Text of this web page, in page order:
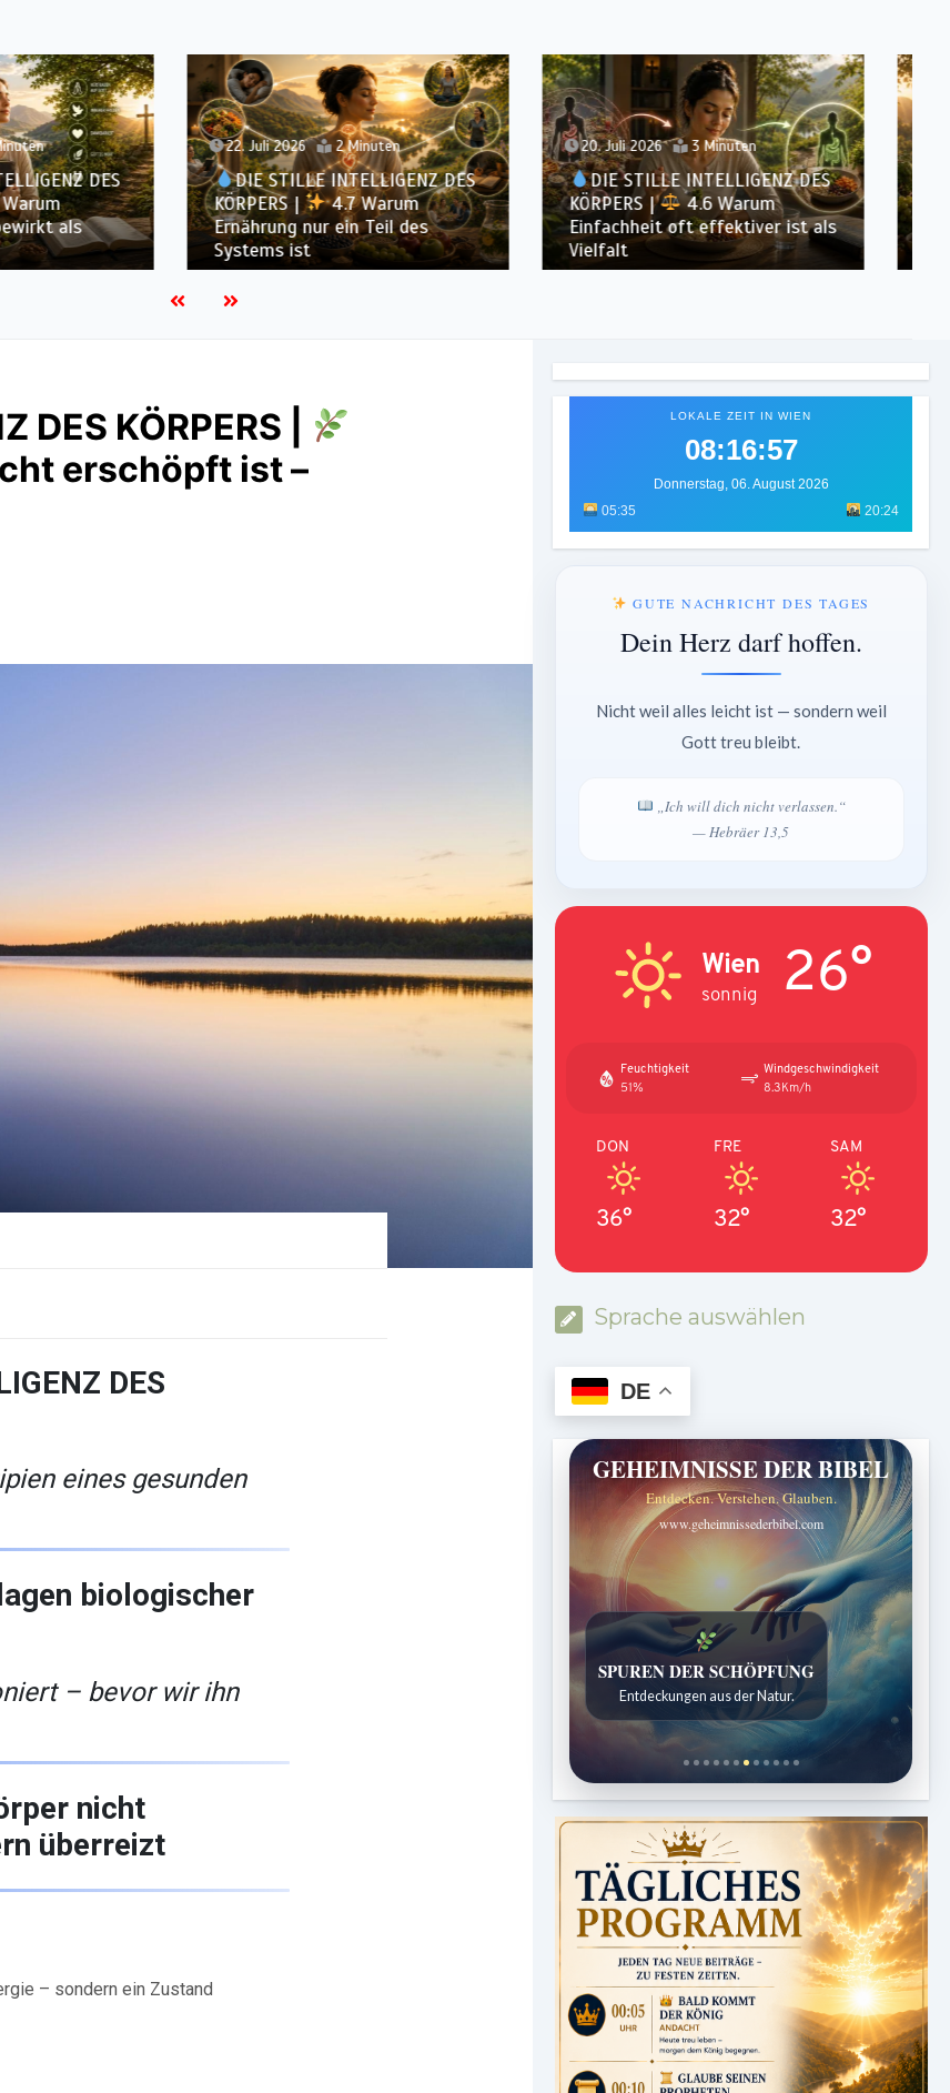
2 Minuten
INTELLIGENZ DES
4.7 Warum
ein Teil des
20. Juli 2026 3 Minuten
DIE STILLE INTELLIGENZ DES
KÖRPERS |
4.6 Warum
Einfachheit oft effektiver ist als
Vielfalt
15. Juli 2026 3 Minuten
DIE STILLE INTELLIGENZ DES
KÖRPERS |
4.5 Warum dein
Mikrobiom mitentscheidet
DES KÖRPERS |
erschöpft ist –
DES
eines gesunden
biologischer
– bevor wir ihn
nicht
überreizt
– sondern ein Zustand
LOKALE ZEIT IN WIEN
08:16:59
Donnerstag, 06. August 2026
05:35
20:24
GUTE NACHRICHT DES TAGES
Dein Herz darf hoffen.
Nicht weil alles leicht ist — sondern weil
Gott treu bleibt.
„Ich will dich nicht verlassen.“
— Hebräer 13,5
Wien
sonnig 26°
Feuchtigkeit
51%
Windgeschwindigkeit
8.3Km/h
DON
36°
FRE
32°
SAM
32°
Sprache auswählen
DE
GEHEIMNISSE DER BIBEL
Entdecken. Verstehen. Glauben.
www.geheimnissederbibel.com
SPUREN DER SCHÖPFUNG
Entdeckungen aus der Natur.